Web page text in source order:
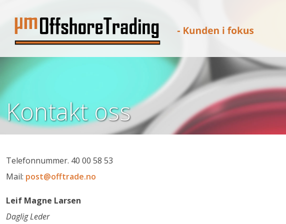
content
Kontakt oss
Telefonnummer. 40 00 58 53
Mail: post@offtrade.no
Leif Magne Larsen
Daglig Leder